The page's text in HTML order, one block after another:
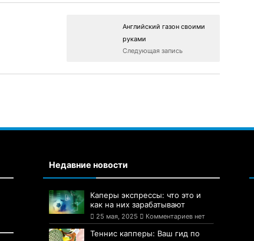
Английский газон своими
руками
Следующая запись
Недавние новости
Каперы экспрессы: что это и
как на них зарабатывают
25 мая, 2025 Комментариев нет
Теннис капперы: Ваш гид по